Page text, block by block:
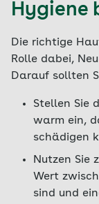
Hygiene
Die richtige
Rolle dabei,
Darauf sollten
Stellen Sie
warm ein,
schädigen
Nutzen Sie
Wert
sind und